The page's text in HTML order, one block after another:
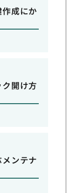
成にか
開け方
ンテナ